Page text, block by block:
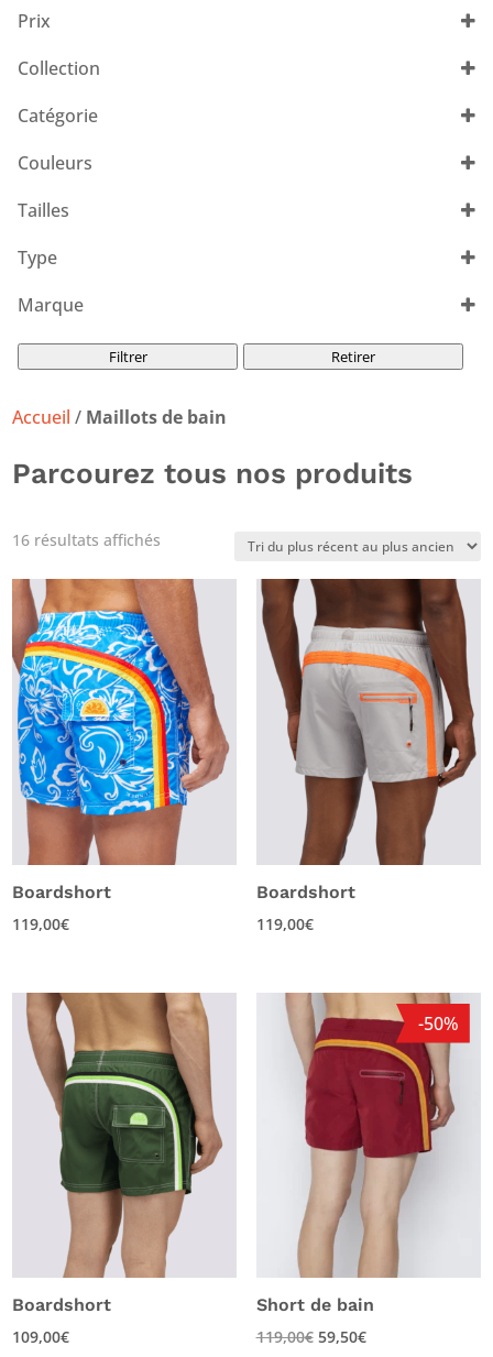
Prix
Collection
Sundek
Catégorie
Couleurs
Tailles
Type
Marque
Sundek (14)
Filtrer Retirer
Accueil / Maillots de bain
Parcourez tous nos produits
16 résultats affichés
plus
récent
ancien
Boardshort
119,00€
Boardshort
119,00€
Boardshort
109,00€
-50%
Short de bain
119,00€ 59,50€